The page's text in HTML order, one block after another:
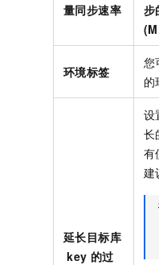
量同步速率
步
环境标签
您
的
延长目标库
key 的过
设
长
有
建